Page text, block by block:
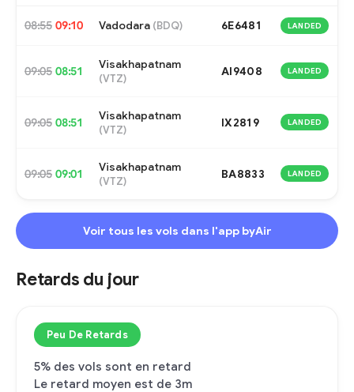
08:55 09:10 Vadodara (BDQ) 6E6481 LANDED
09:05 08:51 Visakhapatnam
(VTZ)
AI9408 LANDED
09:05 08:51 Visakhapatnam
(VTZ)
IX2819 LANDED
09:05 09:01 Visakhapatnam
(VTZ)
BA8833 LANDED
Voir tous les vols dans l'app byAir
Retards du jour
Peu De Retards
5% des vols sont en retard
Le retard moyen est de 3m